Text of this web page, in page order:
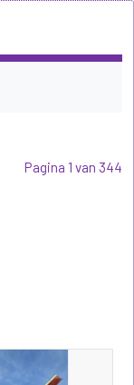
Pagina 1 van 344